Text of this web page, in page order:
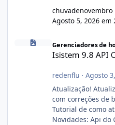
chuvadenovembro
Agosto 5, 2026 em
Isistem 9.8 API CentOS Web Panel
Gerenciadores de
Isistem 9.8 API
redenflu · Agosto
Atualização! Atualização para a versão 9.8
com correções de bugs Como
Tutorial de como
Novidades: Api do CWP7(CentOS Web Panel)